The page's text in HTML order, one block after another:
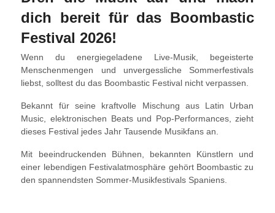
dich bereit für das Boombastic
Festival 2026!
Wenn du energiegeladene Live-Musik, begeisterte
Menschenmengen und unvergessliche Sommerfestivals
liebst, solltest du das Boombastic Festival nicht verpassen.
Bekannt für seine kraftvolle Mischung aus Latin Urban
Music, elektronischen Beats und Pop-Performances, zieht
dieses Festival jedes Jahr Tausende Musikfans an.
Mit beeindruckenden Bühnen, bekannten Künstlern und
einer lebendigen Festivalatmosphäre gehört Boombastic zu
den spannendsten Sommer-Musikfestivals Spaniens.